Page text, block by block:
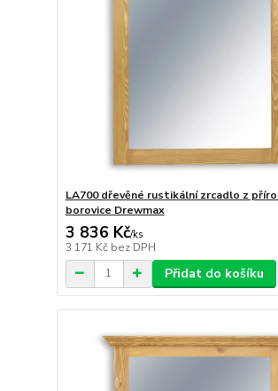
LA700 dřevěné rustikální zrcadlo z
borovice Drewmax
3 836 Kč/ks
3 171 Kč bez DPH
Přidat do košíku